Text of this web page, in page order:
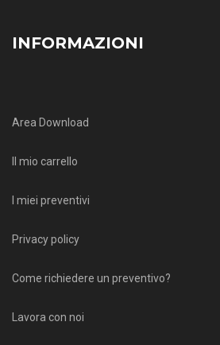
INFORMAZIONI
Area Download
Il mio carrello
I miei preventivi
Privacy policy
Come richiedere un preventivo?
Lavora con noi